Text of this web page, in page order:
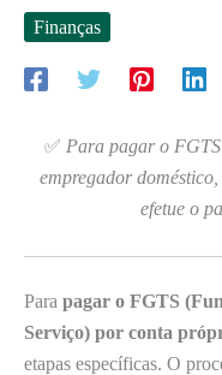
Finanças
✅ Para pagar o
empregador
efetue o
Para pagar o FGTS
Serviço) por conta
etapas específicas. O